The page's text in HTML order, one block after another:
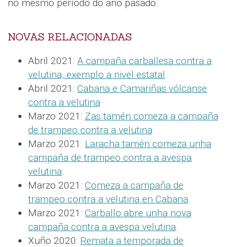
no mesmo período do ano pasado.
NOVAS RELACIONADAS
Abril 2021: A campaña carballesa contra a
velutina, exemplo a nivel estatal
Abril 2021: Cabana e Camariñas vólcanse
contra a velutina
Marzo 2021: Zas tamén comeza a campaña
de trampeo contra a velutina
Marzo 2021: Laracha tamén comeza unha
campaña de trampeo contra a avespa
velutina
Marzo 2021: Comeza a campaña de
trampeo contra a velutina en Cabana
Marzo 2021: Carballo abre unha nova
campaña contra a avespa velutina
Xuño 2020: Remata a temporada de